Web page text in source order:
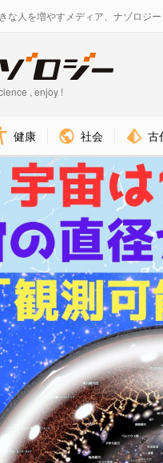
な人を増やすメディア、ナゾロジ
, enjoy !
健康 社会 古